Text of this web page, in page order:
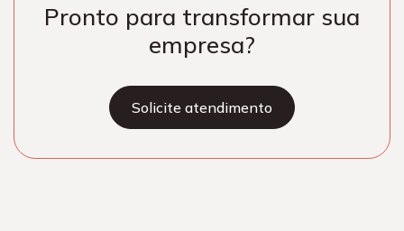
Pronto para transformar sua
empresa?
Solicite atendimento